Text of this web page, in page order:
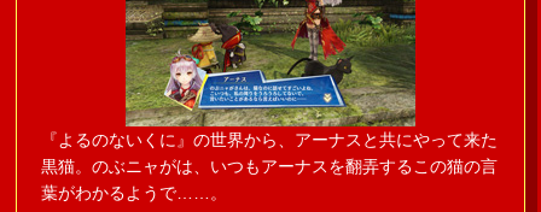
『よるのないくに』の世界から、アーナスと共にやって来た
黒猫。のぶニャがは、いつもアーナスを翻弄するこの猫の言
葉がわかるようで……。